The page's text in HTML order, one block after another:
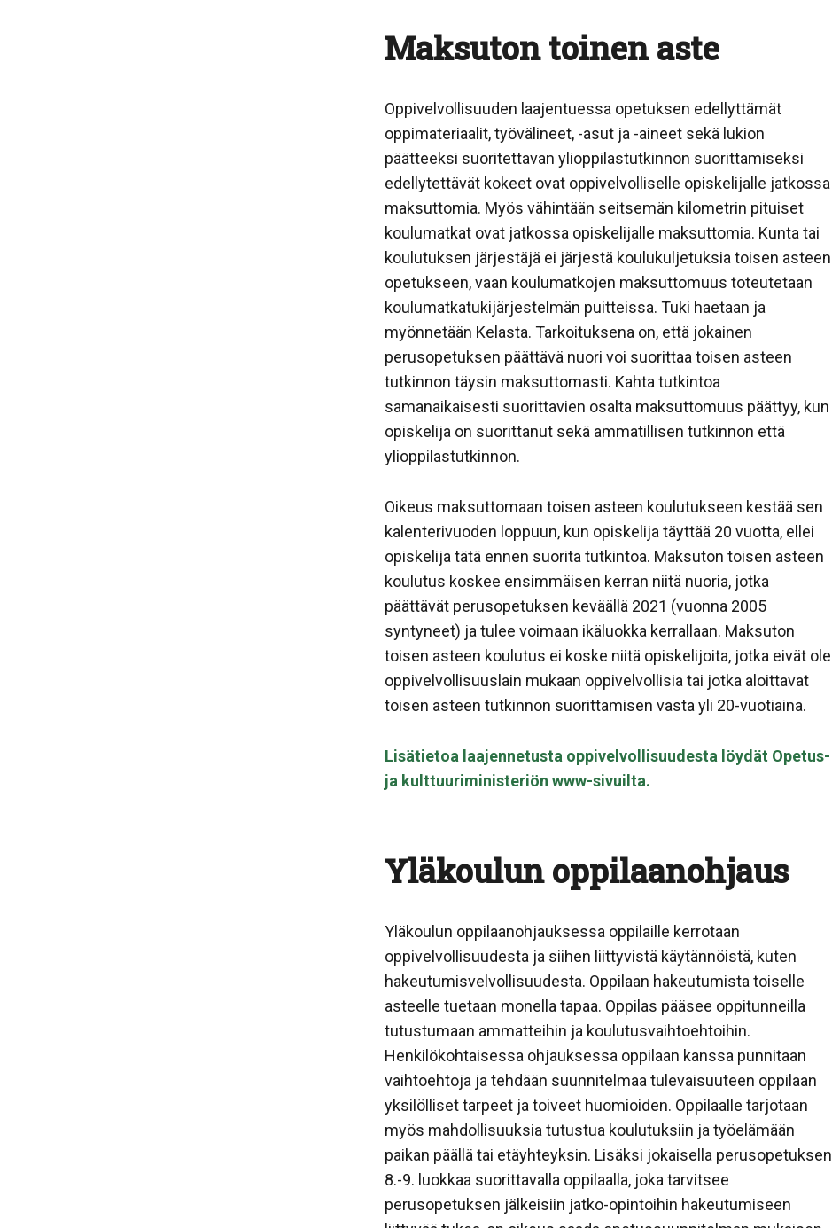
Maksuton toinen aste
Oppivelvollisuuden laajentuessa opetuksen edellyttämät
oppimateriaalit, työvälineet, -asut ja -aineet sekä lukion
päätteeksi suoritettavan ylioppilastutkinnon suorittamiseksi
edellytettävät kokeet ovat oppivelvolliselle opiskelijalle jatkossa
maksuttomia. Myös vähintään seitsemän kilometrin pituiset
koulumatkat ovat jatkossa opiskelijalle maksuttomia. Kunta tai
koulutuksen järjestäjä ei järjestä koulukuljetuksia toisen asteen
opetukseen, vaan koulumatkojen maksuttomuus toteutetaan
koulumatkatukijärjestelmän puitteissa. Tuki haetaan ja
myönnetään Kelasta. Tarkoituksena on, että jokainen
perusopetuksen päättävä nuori voi suorittaa toisen asteen
tutkinnon täysin maksuttomasti. Kahta tutkintoa
samanaikaisesti suorittavien osalta maksuttomuus päättyy, kun
opiskelija on suorittanut sekä ammatillisen tutkinnon että
ylioppilastutkinnon.
Oikeus maksuttomaan toisen asteen koulutukseen kestää sen
kalenterivuoden loppuun, kun opiskelija täyttää 20 vuotta, ellei
opiskelija tätä ennen suorita tutkintoa. Maksuton toisen asteen
koulutus koskee ensimmäisen kerran niitä nuoria, jotka
päättävät perusopetuksen keväällä 2021 (vuonna 2005
syntyneet) ja tulee voimaan ikäluokka kerrallaan. Maksuton
toisen asteen koulutus ei koske niitä opiskelijoita, jotka eivät ole
oppivelvollisuuslain mukaan oppivelvollisia tai jotka aloittavat
toisen asteen tutkinnon suorittamisen vasta yli 20-vuotiaina.
Lisätietoa laajennetusta oppivelvollisuudesta löydät Opetus-
ja kulttuuriministeriön www-sivuilta.
Yläkoulun oppilaanohjaus
Yläkoulun oppilaanohjauksessa oppilaille kerrotaan
oppivelvollisuudesta ja siihen liittyvistä käytännöistä, kuten
hakeutumisvelvollisuudesta. Oppilaan hakeutumista toiselle
asteelle tuetaan monella tapaa. Oppilas pääsee oppitunneilla
tutustumaan ammatteihin ja koulutusvaihtoehtoihin.
Henkilökohtaisessa ohjauksessa oppilaan kanssa punnitaan
vaihtoehtoja ja tehdään suunnitelmaa tulevaisuuteen oppilaan
yksilölliset tarpeet ja toiveet huomioiden. Oppilaalle tarjotaan
myös mahdollisuuksia tutustua koulutuksiin ja työelämään
paikan päällä tai etäyhteyksin. Lisäksi jokaisella perusopetuksen
8.-9. luokkaa suorittavalla oppilaalla, joka tarvitsee
perusopetuksen jälkeisiin jatko-opintoihin hakeutumiseen